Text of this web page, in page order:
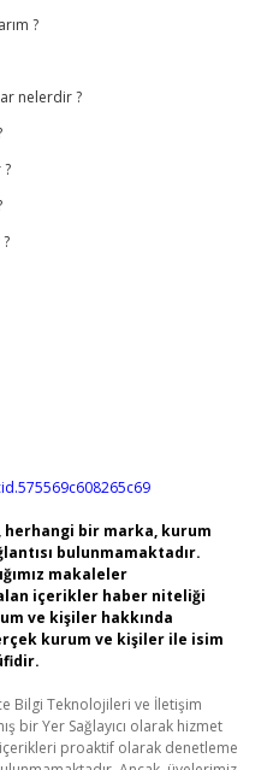
?
nelerdir ?
bir marka, kurum
bulunmamaktadır.
makaleler
içerikler haber niteliği
ve kişiler hakkında
kurum ve kişiler ile isim
Bilgi Teknolojileri ve İletişim
bir Yer Sağlayıcı olarak hizmet
proaktif olarak denetleme